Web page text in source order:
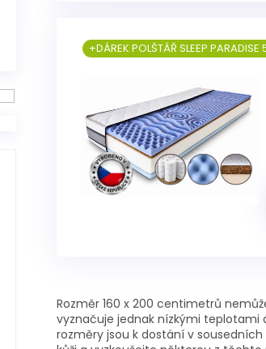
+DÁREK POLŠTÁŘ SLEEP
Rozměr 160 x 200 centimetrů
vyznačuje jednak nízkými teplotami
rozměry jsou k dostání v